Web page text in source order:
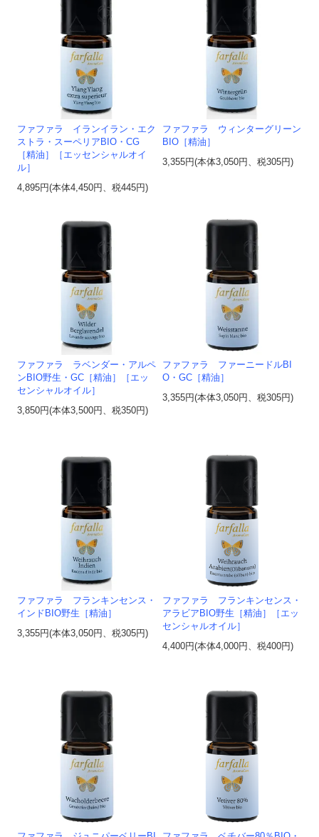
ファファラ イランイラン・エク
ストラ・スーペリアBIO・CG
［精油］［エッセンシャルオイ
ル］
4,895円(本体4,450円、税445円)
ファファラ ウィンターグリーン
BIO［精油］
3,355円(本体3,050円、税305円)
ファファラ ラベンダー・アルペ
ンBIO野生・GC［精油］［エッ
センシャルオイル］
3,850円(本体3,500円、税350円)
ファファラ ファーニードルBI
O・GC［精油］
3,355円(本体3,050円、税305円)
ファファラ フランキンセンス・
インドBIO野生［精油］
3,355円(本体3,050円、税305円)
ファファラ フランキンセンス・
アラビアBIO野生［精油］［エッ
センシャルオイル］
4,400円(本体4,000円、税400円)